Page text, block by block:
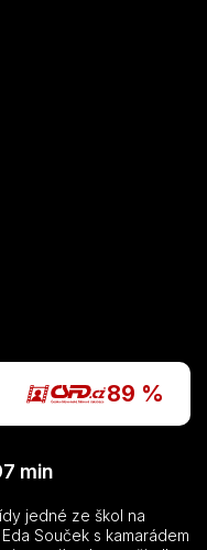
89 %
min
jedné ze škol na
Souček s kamarádem